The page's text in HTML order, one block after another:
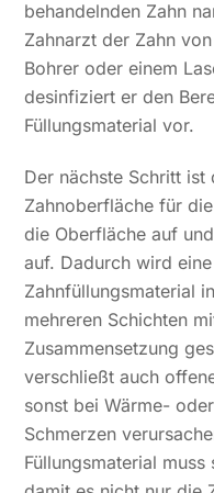
behandelnden Zahn
Zahnarzt der Zahn
Bohrer oder einem
desinfiziert er den
Füllungsmaterial vor.
Der nächste Schritt
Zahnoberfläche für
die Oberfläche auf
auf. Dadurch wird
Zahnfüllungsmaterial
mehreren Schichten
Zusammensetzung
verschließt auch
sonst bei Wärme-
Schmerzen
Füllungsmaterial